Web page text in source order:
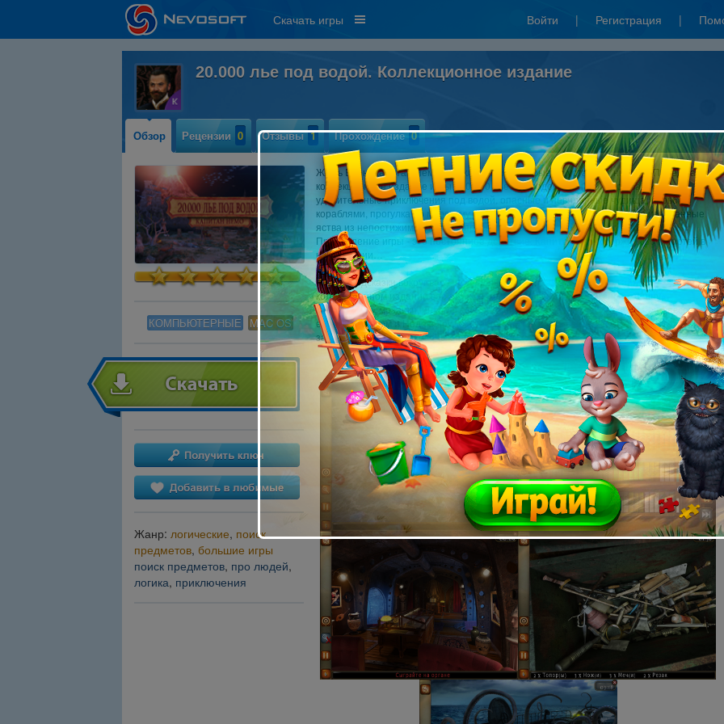
Скачать игры Войти | Регистрация |
20.000 лье под водой. Коллекционное издание
Обзор Рецензии 0 Отзывы 1 Прохождение 0
КОМПЬЮТЕРНЫЕ MAC OS
Жанр: логические, поиск
предметов, большие игры
поиск предметов, про людей,
логика, приключения
Жюль Верн. Капитан Немо. Приключения, которые не устареют никогда. Перед вами –
коллекционное издание игры «20.000 лье под водой». В новой игре вас ждут
удивительные приключения под водой, опасные и невиданные чудища, борьба с
кораблями, прогулка по морскому дну и даже – Атлантида… Отведайте изысканные
яства из непостижимых глубин, проведите Наутилус по опасному тоннелю.
Прохождение игры - это постоянное действие. Капитан Немо держит своих гостей в
напряжении…
Ищите подсказки вокруг вас – подводный мир хранит множество тайн! В
коллекционном издании вас ждут дополнительные задания жанра «Я ищу»,
головоломки, мозаики, интересные диалоги и многое другое! Вместе с профессором,
его помощником и Недом Лендом, гарпунщиком, побывайте в гостях у одного из самых
загадочных и неоднозначных героев приключенческой литературы.